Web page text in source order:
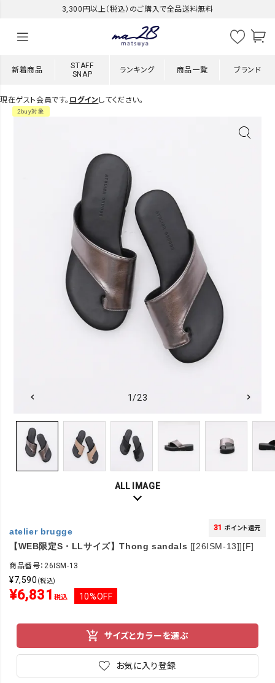
3,300円以上（税込）のご購入で全品送料無料
新着商品
STAFF
SNAP
ランキング 商品一覧 ブランド
現在ゲスト会員です。 ログインしてください。
2buy対象
1/23
ALL IMAGE
atelier brugge
【WEB限定S・LLサイズ】Thong sandals [[26ISM-13]][F]
31 ポイント還元
商品番号：26ISM-13
¥7,590 (税込)
¥6,831 税込 10%OFF
サイズとカラーを選ぶ
お気に入り登録